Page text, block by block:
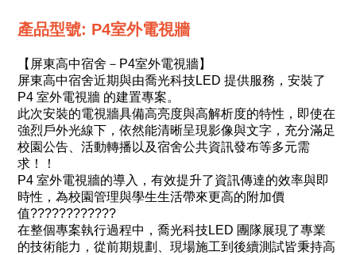
合作廠商
產品型號: P4室外電視牆
【屏東高中宿舍－P4室外電視牆】
屏東高中宿舍近期與由喬光科技LED 提供服務，安裝了
P4 室外電視牆 的建置專案。
此次安裝的電視牆具備高亮度與高解析度的特性，即使在
強烈戶外光線下，依然能清晰呈現影像與文字，充分滿足
校園公告、活動轉播以及宿舍公共資訊發布等多元需
求！！
P4 室外電視牆的導入，有效提升了資訊傳達的效率與即
時性，為校園管理與學生生活帶來更高的附加價
值????????????
在整個專案執行過程中，喬光科技LED 團隊展現了專業
的技術能力，從前期規劃、現場施工到後續測試皆秉持高